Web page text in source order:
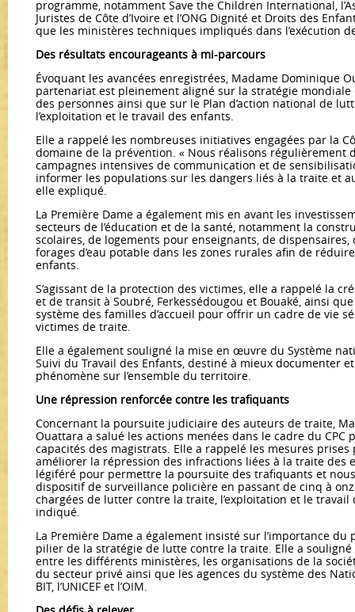
programme, notamment Save the Children International,
Juristes de Côte d’Ivoire et l’ONG Dignité et Droits des
que les ministères techniques impliqués dans l’exécution
Des résultats encourageants à mi-parcours
Évoquant les avancées enregistrées, Madame Dominique
partenariat est pleinement aligné sur la stratégie
des personnes ainsi que sur le Plan d’action national de
l’exploitation et le travail des enfants.
Elle a rappelé les nombreuses initiatives engagées par la
domaine de la prévention. « Nous réalisons régulièrement
campagnes intensives de communication et de
informer les populations sur les dangers liés à la traite et
elle expliqué.
La Première Dame a également mis en avant les
secteurs de l’éducation et de la santé, notamment la
scolaires, de logements pour enseignants, de
forages d’eau potable dans les zones rurales afin de
enfants.
S’agissant de la protection des victimes, elle a rappelé la
et de transit à Soubré, Ferkessédougou et Bouaké, ainsi
système des familles d’accueil pour offrir un cadre de vie
victimes de traite.
Elle a également souligné la mise en œuvre du Système
Suivi du Travail des Enfants, destiné à mieux documenter
phénomène sur l’ensemble du territoire.
Une répression renforcée contre les trafiquants
Concernant la poursuite judiciaire des auteurs de traite,
Ouattara a salué les actions menées dans le cadre du CPC
capacités des magistrats. Elle a rappelé les mesures prises
améliorer la répression des infractions liées à la traite des
légiféré pour permettre la poursuite des trafiquants et
dispositif de surveillance policière en passant de cinq à
chargées de lutter contre la traite, l’exploitation et le travail
indiqué.
La Première Dame a également insisté sur l’importance
pilier de la stratégie de lutte contre la traite. Elle a
entre les différents ministères, les organisations de la
du secteur privé ainsi que les agences du système des
BIT, l’UNICEF et l’OIM.